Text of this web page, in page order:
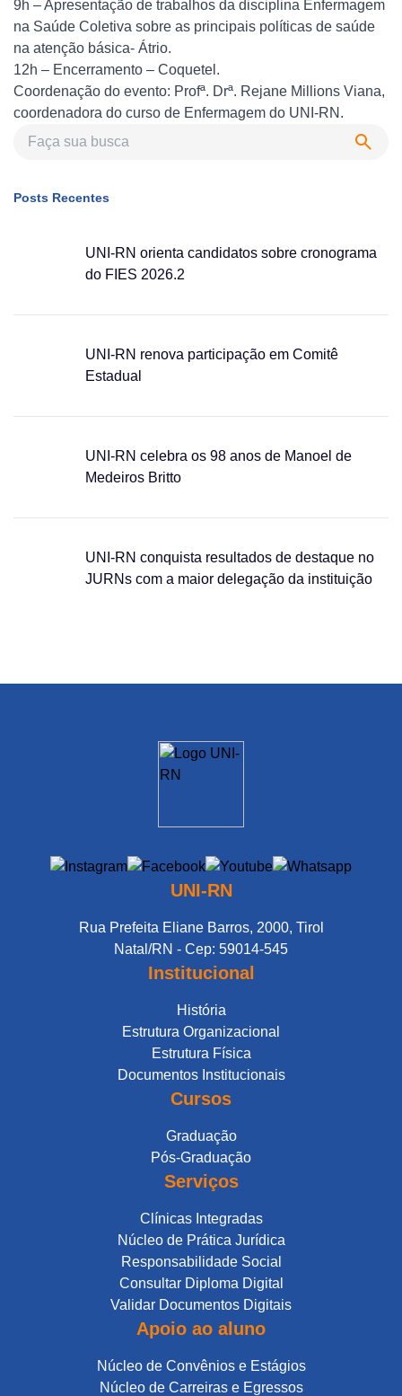
9h – Apresentação de trabalhos da disciplina Enfermagem
na Saúde Coletiva sobre as principais políticas de saúde
na atenção básica- Átrio.
12h – Encerramento – Coquetel.
Coordenação do evento: Profª. Drª. Rejane Millions Viana,
coordenadora do curso de Enfermagem do UNI-RN.
Posts Recentes
UNI-RN orienta candidatos sobre cronograma
do FIES 2026.2
UNI-RN renova participação em Comitê
Estadual
UNI-RN celebra os 98 anos de Manoel de
Medeiros Britto
UNI-RN conquista resultados de destaque no
JURNs com a maior delegação da instituição
UNI-RN
Rua Prefeita Eliane Barros, 2000, Tirol
Natal/RN - Cep: 59014-545
Institucional
História
Estrutura Organizacional
Estrutura Física
Documentos Institucionais
Cursos
Graduação
Pós-Graduação
Serviços
Clínicas Integradas
Núcleo de Prática Jurídica
Responsabilidade Social
Consultar Diploma Digital
Validar Documentos Digitais
Apoio ao aluno
Núcleo de Convênios e Estágios
Núcleo de Carreiras e Egressos